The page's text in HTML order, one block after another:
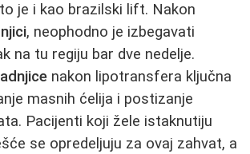
je i kao brazilski lift. Nakon
, neophodno je izbegavati
na tu regiju bar dve nedelje.
nakon lipotransfera ključna
masnih ćelija i postizanje
Pacijenti koji žele istaknutiju
se opredeljuju za ovaj zahvat, a